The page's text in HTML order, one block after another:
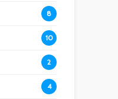
8
10
2
4